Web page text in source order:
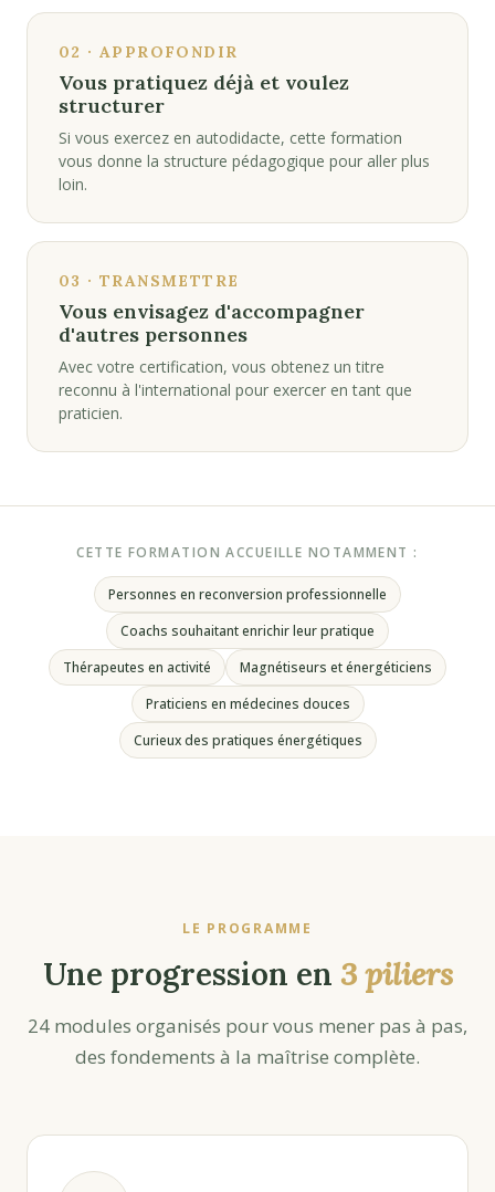
02 · APPROFONDIR
Vous pratiquez déjà et voulez
structurer
Si vous exercez en autodidacte, cette formation
vous donne la structure pédagogique pour aller plus
loin.
03 · TRANSMETTRE
Vous envisagez d'accompagner
d'autres personnes
Avec votre certification, vous obtenez un titre
reconnu à l'international pour exercer en tant que
praticien.
CETTE FORMATION ACCUEILLE NOTAMMENT :
Personnes en reconversion professionnelle
Coachs souhaitant enrichir leur pratique
Thérapeutes en activité
Magnétiseurs et énergéticiens
Praticiens en médecines douces
Curieux des pratiques énergétiques
LE PROGRAMME
Une progression en 3 piliers
24 modules organisés pour vous mener pas à pas,
des fondements à la maîtrise complète.